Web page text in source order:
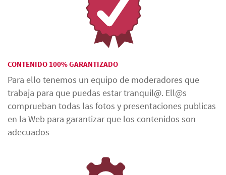
CONTENIDO 100% GARANTIZADO
Para ello tenemos un equipo de moderadores que
trabaja para que puedas estar tranquil@. Ell@s
comprueban todas las fotos y presentaciones publicas
en la Web para garantizar que los contenidos son
adecuados